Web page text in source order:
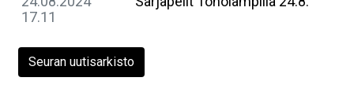
17.11
Seuran uutisarkisto